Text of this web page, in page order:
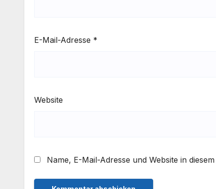
E-Mail-Adresse *
Website
Name, E-Mail-Adresse und Website in